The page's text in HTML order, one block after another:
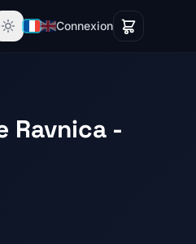
Connexion
Ravnica -